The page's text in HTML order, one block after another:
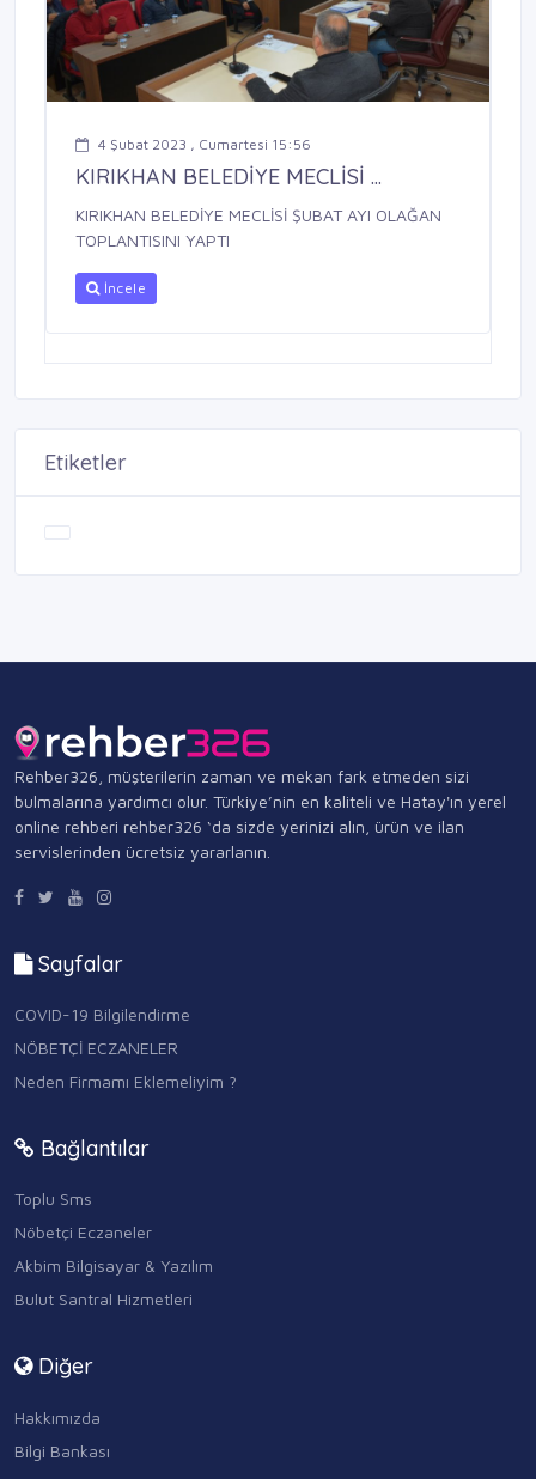
4 Şubat 2023 , Cumartesi 15:56
KIRIKHAN BELEDİYE MECLİSİ ...
KIRIKHAN BELEDİYE MECLİSİ ŞUBAT AYI OLAĞAN
TOPLANTISINI YAPTI
İncele
Etiketler
Rehber326, müşterilerin zaman ve mekan fark etmeden sizi
bulmalarına yardımcı olur. Türkiye’nin en kaliteli ve Hatay'ın yerel
online rehberi rehber326 ‘da sizde yerinizi alın, ürün ve ilan
servislerinden ücretsiz yararlanın.
Sayfalar
COVID-19 Bilgilendirme
NÖBETÇİ ECZANELER
Neden Firmamı Eklemeliyim ?
Bağlantılar
Toplu Sms
Nöbetçi Eczaneler
Akbim Bilgisayar & Yazılım
Bulut Santral Hizmetleri
Diğer
Hakkımızda
Bilgi Bankası